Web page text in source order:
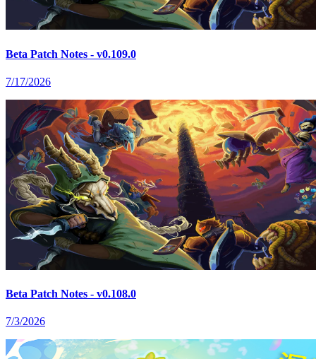
Beta Patch Notes - v0.109.0
7/17/2026
Beta Patch Notes - v0.108.0
7/3/2026